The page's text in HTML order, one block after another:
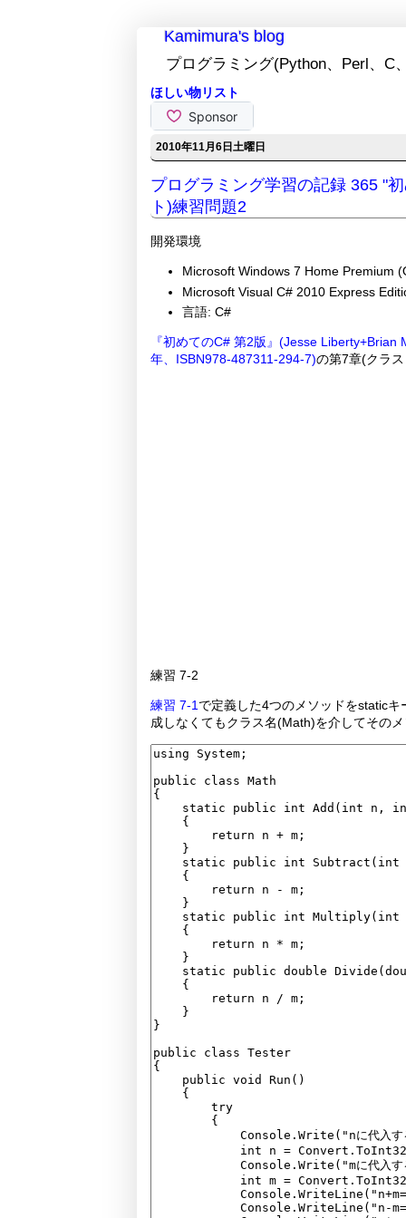
Kamimura's blog
プログラミング(Python、Perl、
ほしい物リスト
2010年11月6日土曜日
プログラミング学習の記録 365 "
ト)練習問題2
開発環境
Microsoft Windows 7 Home Premium
Microsoft Visual C# 2010 Express
言語: C#
『初めてのC# 第2版』(Jesse
年、ISBN978-487311-294-7)の第7章(クラ
練習 7-2
練習 7-1 で定義した4つのメソッドをstatic
成しなくてもクラス名(Math)を介してその